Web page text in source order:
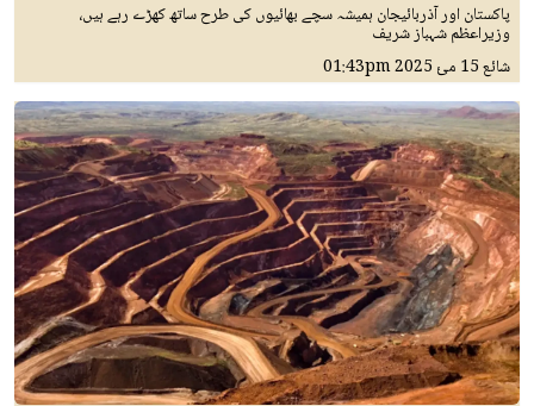
پاکستان اور آذربائیجان ہمیشہ سچے بھائیوں کی طرح ساتھ کھڑے رہے ہیں،
وزیراعظم شہباز شریف
شائع15 مئ 2025 01:43pm